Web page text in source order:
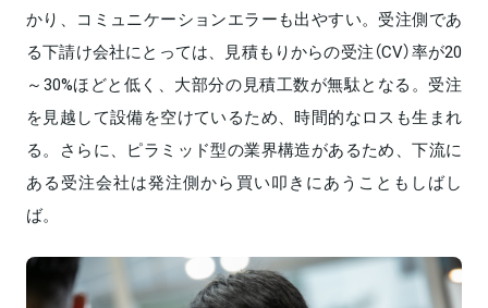
かり、コミュニケーションエラーも出やすい。受注側であ
る下請け会社にとっては、見積もりからの受注（CV）率が20
～30%ほどと低く、大部分の見積工数が無駄となる。受注
を見越して設備を空けているため、時間的なロスも生まれ
る。さらに、ピラミッド型の業界構造があるため、下流に
ある受注会社は発注側から買い叩きにあうこともしばし
ば。